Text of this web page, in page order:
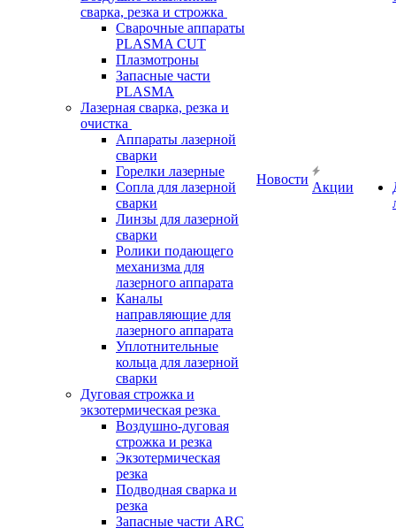
сварка, резка и строжка
Сварочные аппараты
PLASMA CUT
Плазмотроны
Запасные части
PLASMA
Лазерная сварка, резка и
очистка
Аппараты лазерной
сварки
Горелки лазерные
Сопла для лазерной
сварки
Линзы для лазерной
сварки
Ролики подающего
механизма для
лазерного аппарата
Каналы
направляющие для
лазерного аппарата
Уплотнительные
кольца для лазерной
сварки
Дуговая строжка и
экзотермическая резка
Воздушно-дуговая
строжка и резка
Экзотермическая
резка
Подводная сварка и
резка
Запасные части ARC
Новости
Акции